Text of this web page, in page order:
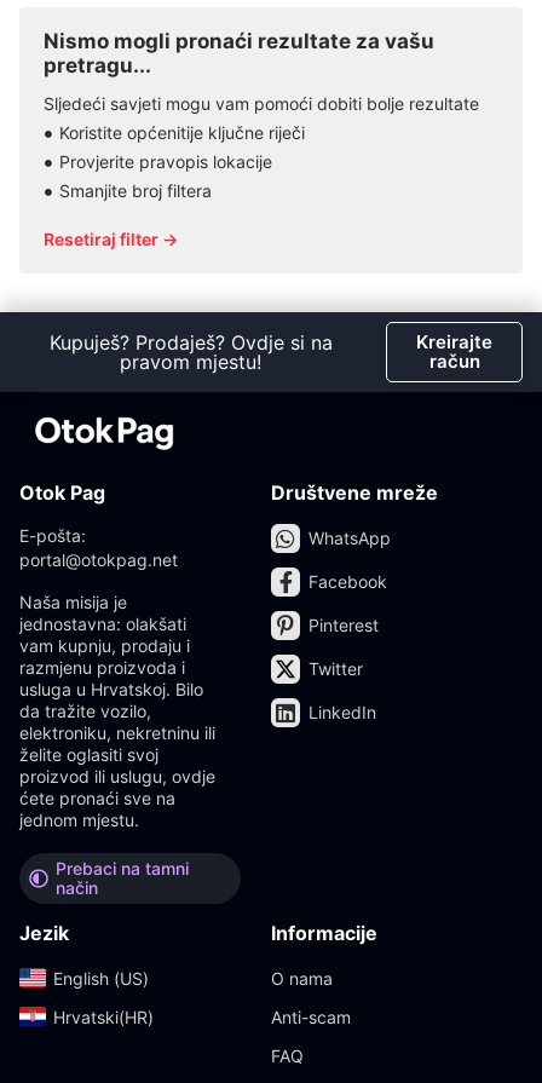
Nismo mogli pronaći rezultate za vašu
pretragu...
Sljedeći savjeti mogu vam pomoći dobiti bolje rezultate
Koristite općenitije ključne riječi
Provjerite pravopis lokacije
Smanjite broj filtera
Resetiraj filter →
Kupuješ? Prodaješ? Ovdje si na
pravom mjestu!
Kreirajte
račun
Otok Pag
E-pošta:
portal@otokpag.net
Naša misija je
jednostavna: olakšati
vam kupnju, prodaju i
razmjenu proizvoda i
usluga u Hrvatskoj. Bilo
da tražite vozilo,
elektroniku, nekretninu ili
želite oglasiti svoj
proizvod ili uslugu, ovdje
ćete pronaći sve na
jednom mjestu.
Prebaci na tamni
način
Društvene mreže
WhatsApp
Facebook
Pinterest
Twitter
LinkedIn
Jezik
English (US)‎
Hrvatski(HR)‎
Informacije
O nama
Anti-scam
FAQ